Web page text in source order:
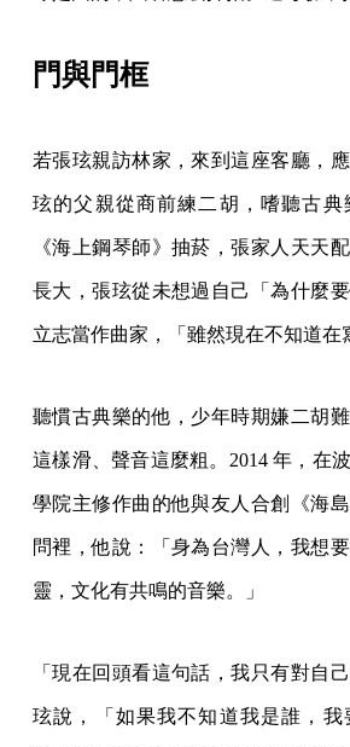
門與門框
若張玹親訪林家，來到這座客廳，
玹的父親從商前練二胡，嗜聽古典
《海上鋼琴師》抽菸，張家人天天
長大，張玹從未想過自己「為什麼
立志當作曲家，「雖然現在不知道在
聽慣古典樂的他，少年時期嫌二胡
這樣滑、聲音這麼粗。2014 年，在
學院主修作曲的他與友人合創《海
問裡，他說：「身為台灣人，我想
靈，文化有共鳴的音樂。」
「現在回頭看這句話，我只有對自
玹說，「如果我不知道我是誰，我